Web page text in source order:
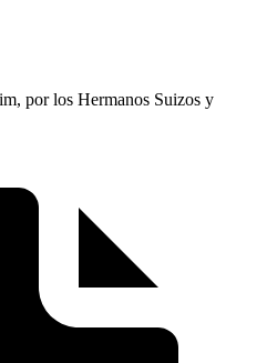
por los Hermanos Suizos y